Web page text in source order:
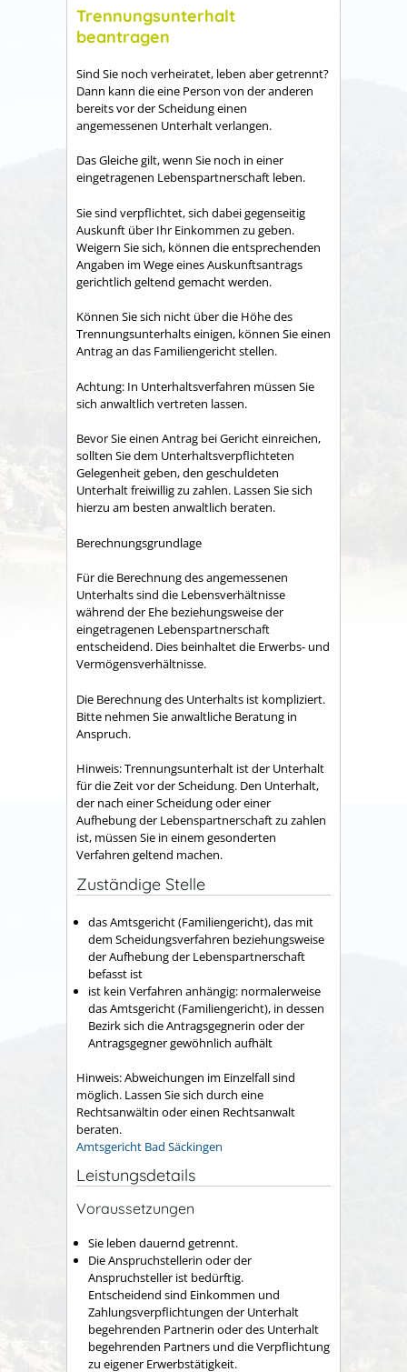
Trennungsunterhalt
beantragen
Sind Sie noch verheiratet, leben aber getrennt?
Dann kann die eine Person von der anderen
bereits vor der Scheidung einen
angemessenen Unterhalt verlangen.
Das Gleiche gilt, wenn Sie noch in einer
eingetragenen Lebenspartnerschaft leben.
Sie sind verpflichtet, sich dabei gegenseitig
Auskunft über Ihr Einkommen zu geben.
Weigern Sie sich, können die entsprechenden
Angaben im Wege eines Auskunftsantrags
gerichtlich geltend gemacht werden.
Können Sie sich nicht über die Höhe des
Trennungsunterhalts einigen, können Sie einen
Antrag an das Familiengericht stellen.
Achtung: In Unterhaltsverfahren müssen Sie
sich anwaltlich vertreten lassen.
Bevor Sie einen Antrag bei Gericht einreichen,
sollten Sie dem Unterhaltsverpflichteten
Gelegenheit geben, den geschuldeten
Unterhalt freiwillig zu zahlen. Lassen Sie sich
hierzu am besten anwaltlich beraten.
Berechnungsgrundlage
Für die Berechnung des angemessenen
Unterhalts sind die Lebensverhältnisse
während der Ehe beziehungsweise der
eingetragenen Lebenspartnerschaft
entscheidend. Dies beinhaltet die Erwerbs- und
Vermögensverhältnisse.
Die Berechnung des Unterhalts ist kompliziert.
Bitte nehmen Sie anwaltliche Beratung in
Anspruch.
Hinweis: Trennungsunterhalt ist der Unterhalt
für die Zeit vor der Scheidung. Den Unterhalt,
der nach einer Scheidung oder einer
Aufhebung der Lebenspartnerschaft zu zahlen
ist, müssen Sie in einem gesonderten
Verfahren geltend machen.
Zuständige Stelle
das Amtsgericht (Familiengericht), das mit
dem Scheidungsverfahren beziehungsweise
der Aufhebung der Lebenspartnerschaft
befasst ist
ist kein Verfahren anhängig: normalerweise
das Amtsgericht (Familiengericht), in dessen
Bezirk sich die Antragsgegnerin oder der
Antragsgegner gewöhnlich aufhält
Hinweis: Abweichungen im Einzelfall sind
möglich. Lassen Sie sich durch eine
Rechtsanwältin oder einen Rechtsanwalt
beraten.
Amtsgericht Bad Säckingen
Leistungsdetails
Voraussetzungen
Sie leben dauernd getrennt.
Die Anspruchstellerin oder der
Anspruchsteller ist bedürftig.
Entscheidend sind Einkommen und
Zahlungsverpflichtungen der Unterhalt
begehrenden Partnerin oder des Unterhalt
begehrenden Partners und die Verpflichtung
zu eigener Erwerbstätigkeit.